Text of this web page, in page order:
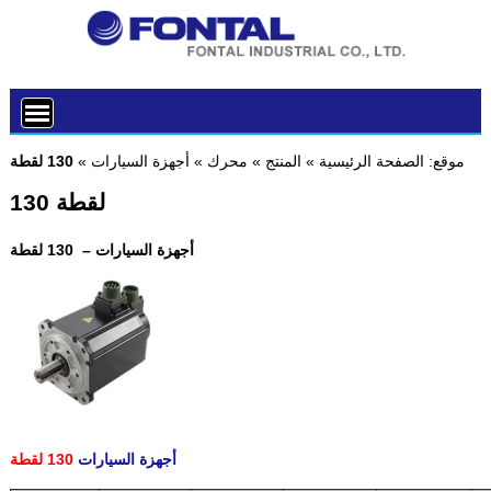
موقع: الصفحة الرئيسية » المنتج » محرك » أجهزة السيارات » 130 لقطة
130 لقطة
أجهزة السيارات – 130 لقطة
أجهزة السيارات 130 لقطة